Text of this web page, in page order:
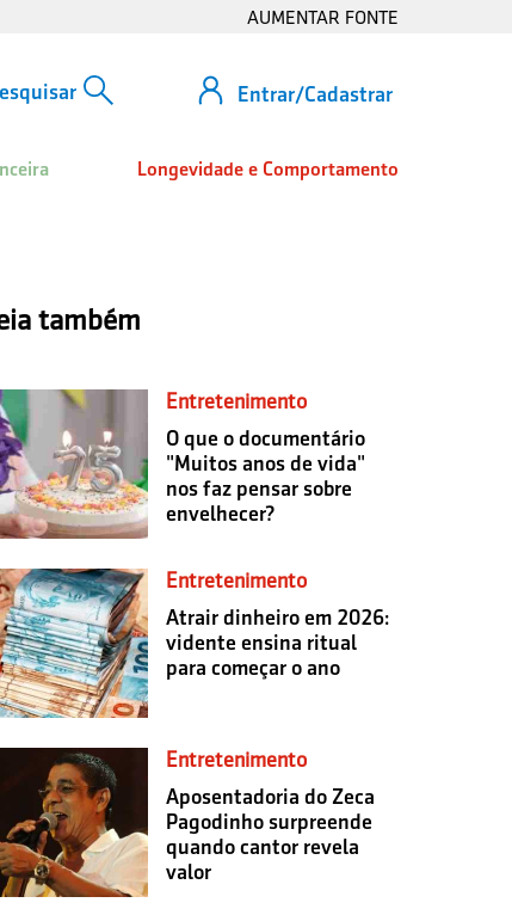
AUMENTAR FONTE
Entrar/Cadastrar
Longevidade e Comportamento
também
Entretenimento
O que o documentário
"Muitos anos de vida"
nos faz pensar sobre
envelhecer?
Entretenimento
Atrair dinheiro em 2026:
vidente ensina ritual
para começar o ano
Entretenimento
Aposentadoria do Zeca
Pagodinho surpreende
quando cantor revela
valor